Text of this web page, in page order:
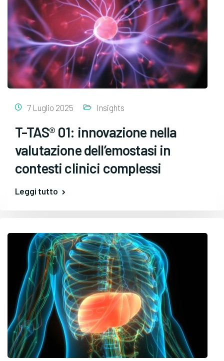
7 Luglio 2025 Insights
T-TAS® 01: innovazione nella
valutazione dell’emostasi in
contesti clinici complessi
Leggi tutto